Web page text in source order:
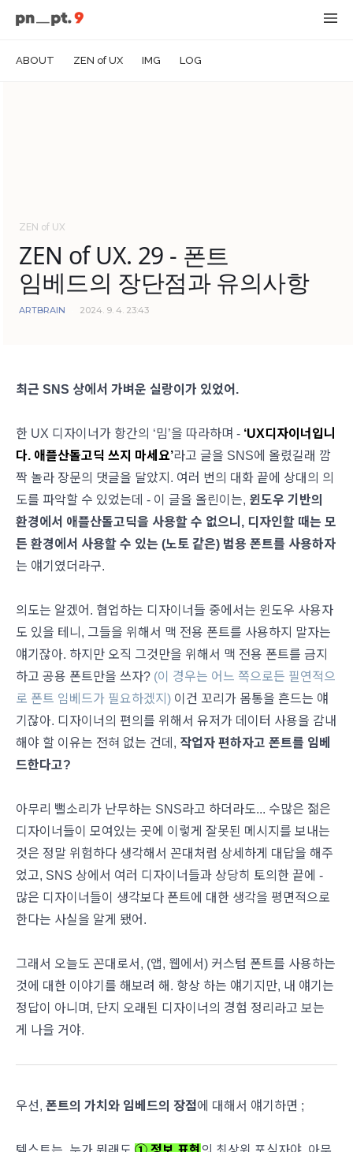
ABOUT ZEN of UX IMG LOG
ZEN of UX
ZEN of UX. 29 - 폰트
임베드의 장단점과 유의사항
ARTBRAIN 2024. 9. 4. 23:43
최근 SNS 상에서 가벼운 실랑이가 있었어.
한 UX 디자이너가 항간의 ‘밈’을 따라하며 - ‘UX디자이너입니
다. 애플산돌고딕 쓰지 마세요’라고 글을 SNS에 올렸길래 깜
짝 놀라 장문의 댓글을 달았지. 여러 번의 대화 끝에 상대의 의
도를 파악할 수 있었는데 - 이 글을 올린이는, 윈도우 기반의
환경에서 애플산돌고딕을 사용할 수 없으니, 디자인할 때는 모
든 환경에서 사용할 수 있는 (노토 같은) 범용 폰트를 사용하자
는 얘기였더라구.
의도는 알겠어. 협업하는 디자이너들 중에서는 윈도우 사용자
도 있을 테니, 그들을 위해서 맥 전용 폰트를 사용하지 말자는
얘기잖아. 하지만 오직 그것만을 위해서 맥 전용 폰트를 금지
하고 공용 폰트만을 쓰자? (이 경우는 어느 쪽으로든 필연적으
로 폰트 임베드가 필요하겠지) 이건 꼬리가 몸통을 흔드는 얘
기잖아. 디자이너의 편의를 위해서 유저가 데이터 사용을 감내
해야 할 이유는 전혀 없는 건데, 작업자 편하자고 폰트를 임베
드한다고?
아무리 뻘소리가 난무하는 SNS라고 하더라도... 수많은 젊은
디자이너들이 모여있는 곳에 이렇게 잘못된 메시지를 보내는
것은 정말 위험하다 생각해서 꼰대처럼 상세하게 대답을 해주
었고, SNS 상에서 여러 디자이너들과 상당히 토의한 끝에 -
많은 디자이너들이 생각보다 폰트에 대한 생각을 평면적으로
한다는 사실을 알게 됐어.
그래서 오늘도 꼰대로서, (앱, 웹에서) 커스텀 폰트를 사용하는
것에 대한 이야기를 해보려 해. 항상 하는 얘기지만, 내 얘기는
정답이 아니며, 단지 오래된 디자이너의 경험 정리라고 보는
게 나을 거야.
우선, 폰트의 가치와 임베드의 장점에 대해서 얘기하면 ;